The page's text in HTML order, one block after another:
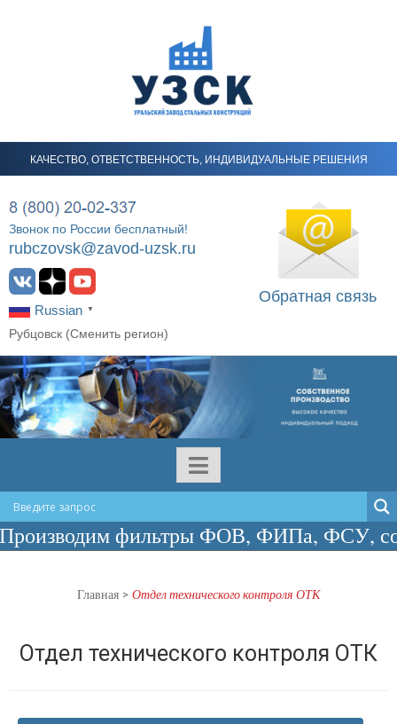
КАЧЕСТВО, ОТВЕТСТВЕННОСТЬ, ИНДИВИДУАЛЬНЫЕ РЕШЕНИЯ
Звонок по России бесплатный!
rubczovsk@zavod-uzsk.ru
Russian ▼
Обратная связь
Рубцовск (Сменить регион)
фильтры ФОВ, ФИПа, ФСУ, сосуды с
Главная > Отдел технического контроля ОТК
Отдел технического контроля ОТК